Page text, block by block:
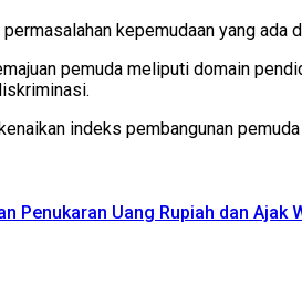
kepemudaan yang ada
pemuda meliputi domain
indeks pembangunan
Uang Rupiah dan Ajak